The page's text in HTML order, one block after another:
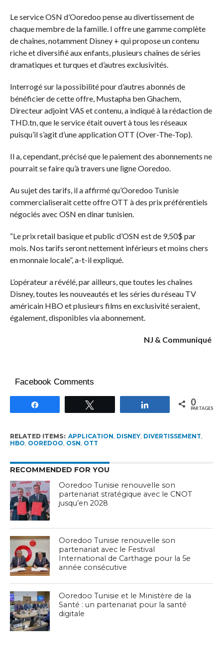
Le service OSN d’Ooredoo pense au divertissement de
chaque membre de la famille. I offre une gamme complète
de chaînes, notamment Disney + qui propose un contenu
riche et diversifié aux enfants, plusieurs chaînes de séries
dramatiques et turques et d’autres exclusivités.
Interrogé sur la possibilité pour d’autres abonnés de
bénéficier de cette offre, Mustapha ben Ghachem,
Directeur adjoint VAS et contenu, a indiqué à la rédaction de
THD.tn, que le service était ouvert à tous les réseaux
puisqu’il s’agit d’une application OTT (Over-The-Top).
Il a, cependant, précisé que le paiement des abonnements ne
pourrait se faire qu’à travers une ligne Ooredoo.
Au sujet des tarifs, il a affirmé qu’Ooredoo Tunisie
commercialiserait cette offre OTT à des prix préférentiels
négociés avec OSN en dinar tunisien.
“Le prix retail basique et public d’OSN est de 9,50$ par
mois. Nos tarifs seront nettement inférieurs et moins chers
en monnaie locale”, a-t-il expliqué.
L’opérateur a révélé, par ailleurs, que toutes les chaînes
Disney, toutes les nouveautés et les séries du réseau TV
américain HBO et plusieurs films en exclusivité seraient,
également, disponibles via abonnement.
NJ & Communiqué
Facebook Comments
Partagez 0
PARTAGES
RELATED ITEMS: APPLICATION DISNEY, DIVERTISSEMENT
HBO OOREDOO OSN OTT
RECOMMENDED FOR YOU
Ooredoo Tunisie renouvelle son
partenariat stratégique avec le CNOT
jusqu’en 2028
Ooredoo Tunisie renouvelle son
partenariat avec le Festival
International de Carthage pour la 5e
année consécutive
Ooredoo Tunisie et le Ministère de la
Santé : un partenariat pour la santé
digitale